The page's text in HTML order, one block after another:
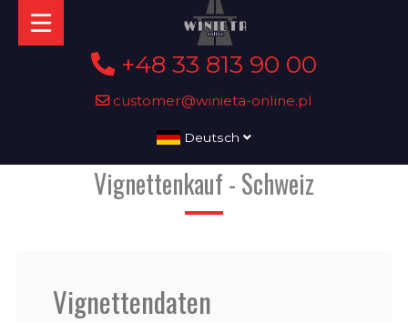
+48 33 813 90 00
customer@winieta-online.pl
Deutsch
Vignettenkauf - Schweiz
Vignettendaten